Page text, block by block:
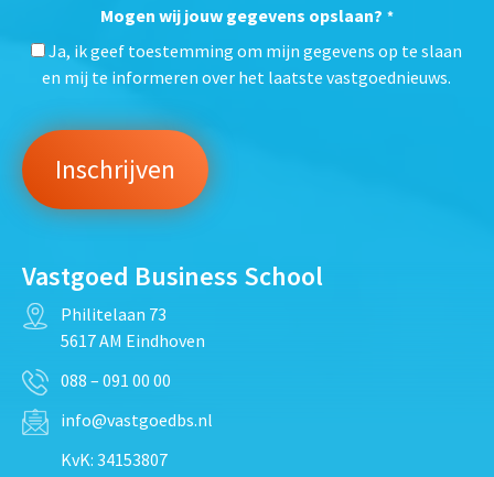
Mogen wij jouw gegevens opslaan? *
Ja, ik geef toestemming om mijn gegevens op te slaan
en mij te informeren over het laatste vastgoednieuws.
Vastgoed Business School
Philitelaan 73
5617 AM Eindhoven
088 – 091 00 00
info@vastgoedbs.nl
KvK: 34153807